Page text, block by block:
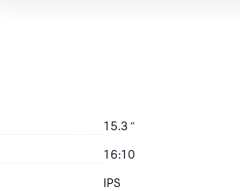
15.3 ″
16:10
IPS